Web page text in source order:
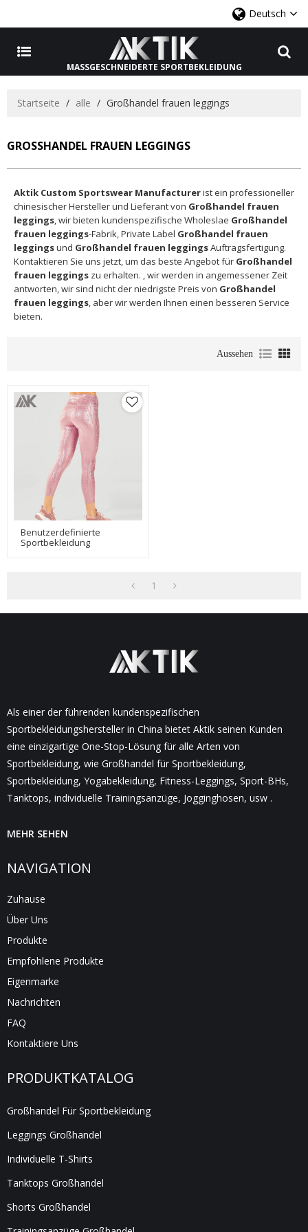
Deutsch
MASSGESCHNEIDERTE SPORTBEKLEIDUNG
Startseite / alle / Großhandel frauen leggings
GROSSHANDEL FRAUEN LEGGINGS
Aktik Custom Sportswear Manufacturerist ein professioneller
chinesischer Hersteller und Lieferant von Großhandel frauen
leggings, wir bieten kundenspezifische Wholeslae Großhandel
frauen leggings-Fabrik, Private Label Großhandel frauen
leggingsund Großhandel frauen leggingsAuftragsfertigung.
Kontaktieren Sie uns jetzt, um das beste Angebot für Großhandel
frauen leggings zu erhalten. , wir werden in angemessener Zeit
antworten, wir sind nicht der niedrigste Preis von Großhandel
frauen leggings, aber wir werden Ihnen einen besseren Service
bieten.
Aussehen
Benutzerdefinierte
Sportbekleidung
1
Als einer der führenden kundenspezifischen
Sportbekleidungshersteller in China bietet Aktik seinen Kunden
eine einzigartige One-Stop-Lösung für alle Arten von
Sportbekleidung, wie Großhandel für Sportbekleidung,
Sportbekleidung, Yogabekleidung, Fitness-Leggings, Sport-BHs,
Tanktops, individuelle Trainingsanzüge, Jogginghosen, usw .
MEHR SEHEN
NAVIGATION
Zuhause
Über Uns
Produkte
Empfohlene Produkte
Eigenmarke
Nachrichten
FAQ
Kontaktiere Uns
PRODUKTKATALOG
Großhandel Für Sportbekleidung
Leggings Großhandel
Individuelle T-Shirts
Tanktops Großhandel
Shorts Großhandel